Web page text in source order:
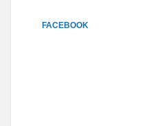
FACEBOOK